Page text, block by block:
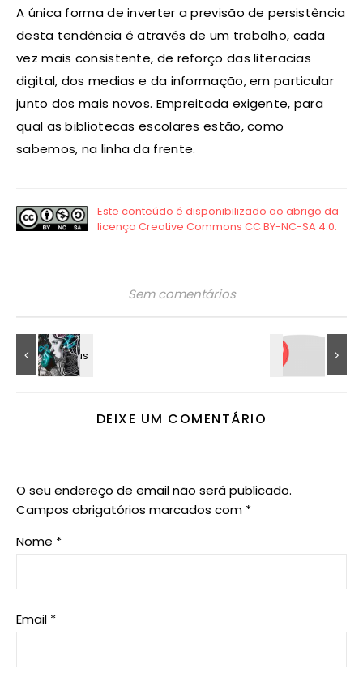
A única forma de inverter a previsão de persistência
desta tendência é através de um trabalho, cada
vez mais consistente, de reforço das literacias
digital, dos medias e da informação, em particular
junto dos mais novos. Empreitada exigente, para
qual as bibliotecas escolares estão, como
sabemos, na linha da frente.
Sem comentários
DEIXE UM COMENTÁRIO
O seu endereço de email não será publicado.
Campos obrigatórios marcados com *
Nome *
Email *